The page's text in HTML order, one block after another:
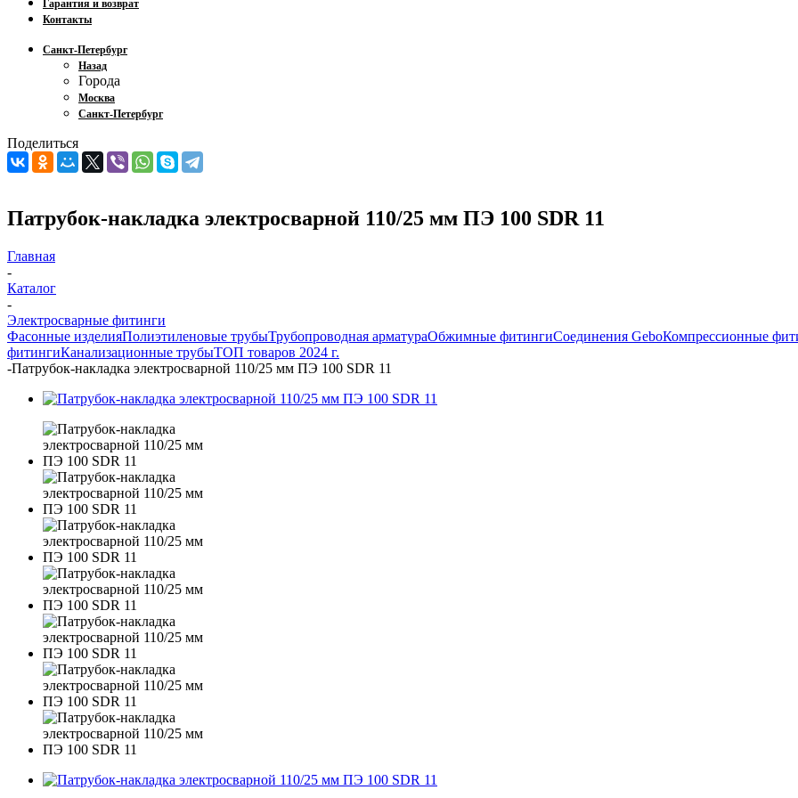
Гарантия и возврат
Контакты
Санкт-Петербург
Назад
Города
Москва
Санкт-Петербург
Поделиться
Патрубок-накладка электросварной 110/25 мм ПЭ 100 SDR 11
Главная
-
Каталог
-
Электросварные фитинги
Фасонные изделияПолиэтиленовые трубыТрубопроводная арматураОбжимные фитингиСоединения GeboКомпрессионные
фитингиКанализационные трубыТОП товаров 2024 г.
-Патрубок-накладка электросварной 110/25 мм ПЭ 100 SDR 11